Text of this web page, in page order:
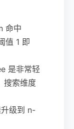
命中
值 1 即
是非常轻
搜索维度
级到 n-